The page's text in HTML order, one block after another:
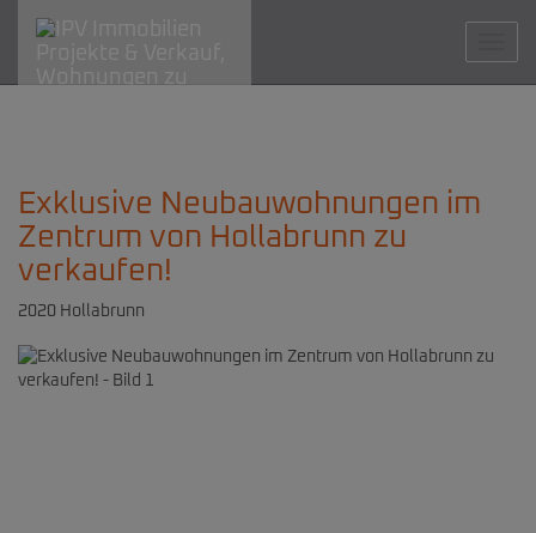
Exklusive Neubauwohnungen im
Zentrum von Hollabrunn zu
verkaufen!
2020 Hollabrunn